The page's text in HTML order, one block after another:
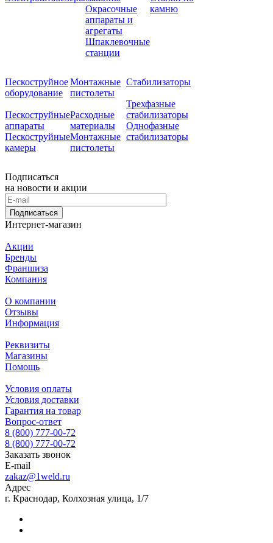
Окрасочные
аппараты и
агрегаты
Шпаклевочные
станции
камню
Пескоструйное
оборудование
Пескоструйные
аппараты
Пескоструйные
камеры
Монтажные
пистолеты
Расходные
материалы
Монтажные
пистолеты
Стабилизаторы
Трехфазные
стабилизаторы
Однофазные
стабилизаторы
Подписаться
на новости и акции
Подписаться
Интернет-магазин
Акции
Бренды
Франшиза
Компания
О компании
Отзывы
Информация
Реквизиты
Магазины
Помощь
Условия оплаты
Условия доставки
Гарантия на товар
Вопрос-ответ
8 (800) 777-00-72
8 (800) 777-00-72
Заказать звонок
E-mail
zakaz@1weld.ru
Адрес
г. Краснодар, Колхозная улица, 1/7